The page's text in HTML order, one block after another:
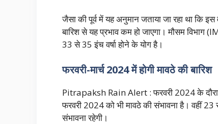
जैसा की पूर्व में यह अनुमान जताया जा रहा था कि
बारिश से यह प्रभाव कम हो जाएगा। मौसम विभाग
33 से 35 इंच वर्षा होने के योग है।
फरवरी-मार्च 2024 में होगी मावठे की बारिश
Pitrapaksh Rain Alert : फरवरी 2024 के
फरवरी 2024 को भी मावठे की संभावना है। वहीं
संभावना रहेगी।